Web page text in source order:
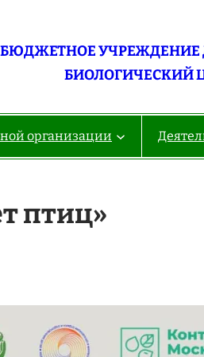
БИОЛОГИЧЕСКИЙ
организации
птиц»